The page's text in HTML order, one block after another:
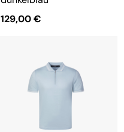
129,00 €